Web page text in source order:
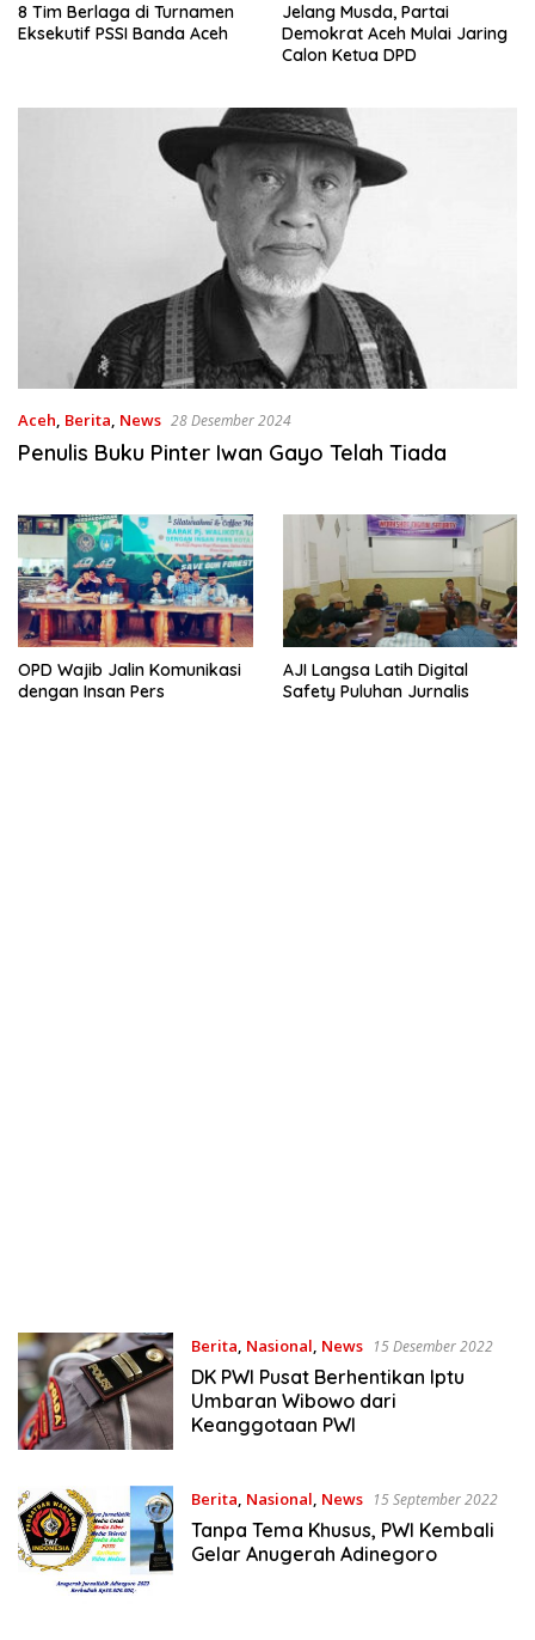
8 Tim Berlaga di Turnamen
Eksekutif PSSI Banda Aceh
Jelang Musda, Partai
Demokrat Aceh Mulai Jaring
Calon Ketua DPD
Aceh, Berita, News 28 Desember 2024
Penulis Buku Pinter Iwan Gayo Telah Tiada
OPD Wajib Jalin Komunikasi
dengan Insan Pers
AJI Langsa Latih Digital
Safety Puluhan Jurnalis
Berita, Nasional, News 15 Desember 2022
DK PWI Pusat Berhentikan Iptu
Umbaran Wibowo dari
Keanggotaan PWI
Berita, Nasional, News 15 September 2022
Tanpa Tema Khusus, PWI Kembali
Gelar Anugerah Adinegoro